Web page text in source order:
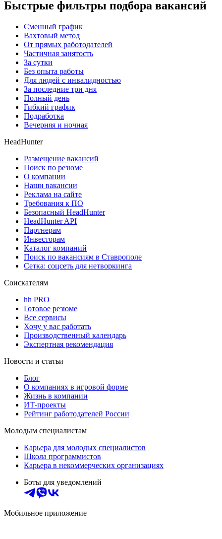
Быстрые фильтры подбора вакансий
Сменный график
Вахтовый метод
От прямых работодателей
Частичная занятость
За сутки
Без опыта работы
Для людей с инвалидностью
За последние три дня
Полный день
Гибкий график
Подработка
Вечерняя и ночная
HeadHunter
Размещение вакансий
Поиск по резюме
О компании
Наши вакансии
Реклама на сайте
Требования к ПО
Безопасный HeadHunter
HeadHunter API
Партнерам
Инвесторам
Каталог компаний
Поиск по вакансиям в Ставрополе
Сетка: соцсеть для нетворкинга
Соискателям
hh PRO
Готовое резюме
Все сервисы
Хочу у вас работать
Производственный календарь
Экспертная рекомендация
Новости и статьи
Блог
О компаниях в игровой форме
Жизнь в компании
ИТ-проекты
Рейтинг работодателей России
Молодым специалистам
Карьера для молодых специалистов
Школа программистов
Карьера в некоммерческих организациях
Боты для уведомлений
Мобильное приложение